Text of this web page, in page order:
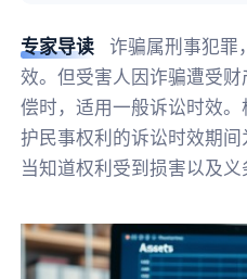
专家导读
诈骗属刑事犯罪
效。但受害人因诈骗遭受
偿时，适用一般诉讼时效
护民事权利的诉讼时效期
当知道权利受到损害以及义